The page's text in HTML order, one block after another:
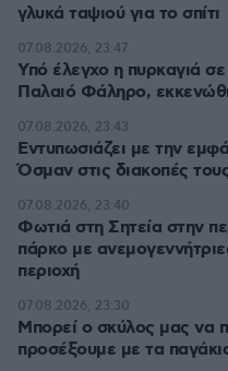
γλυκά ταψιού για το σπίτι
Υπό έλεγχο η πυρκαγιά
Παλαιό Φάληρο,
07.08.2026, 23:47
Εντυπωσιάζει με την
Όσμαν στις διακοπές
07.08.2026, 23:43
Φωτιά στη Σητεία στην
πάρκο με
περιοχή
07.08.2026, 23:40
Μπορεί ο σκύλος μας να
προσέξουμε με τα
07.08.2026, 23:30